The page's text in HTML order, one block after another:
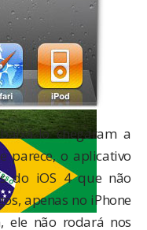
lo chegaram a
parece, o aplicativo
do iOS 4 que não
apenas no iPhone
ele não rodará nos